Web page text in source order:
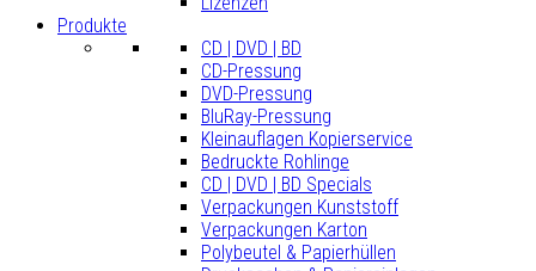
Produkte
CD | DVD | BD
CD-Pressung
DVD-Pressung
BluRay-Pressung
Kleinauflagen Kopierservice
Bedruckte Rohlinge
CD | DVD | BD Specials
Verpackungen Kunststoff
Verpackungen Karton
Polybeutel & Papierhüllen